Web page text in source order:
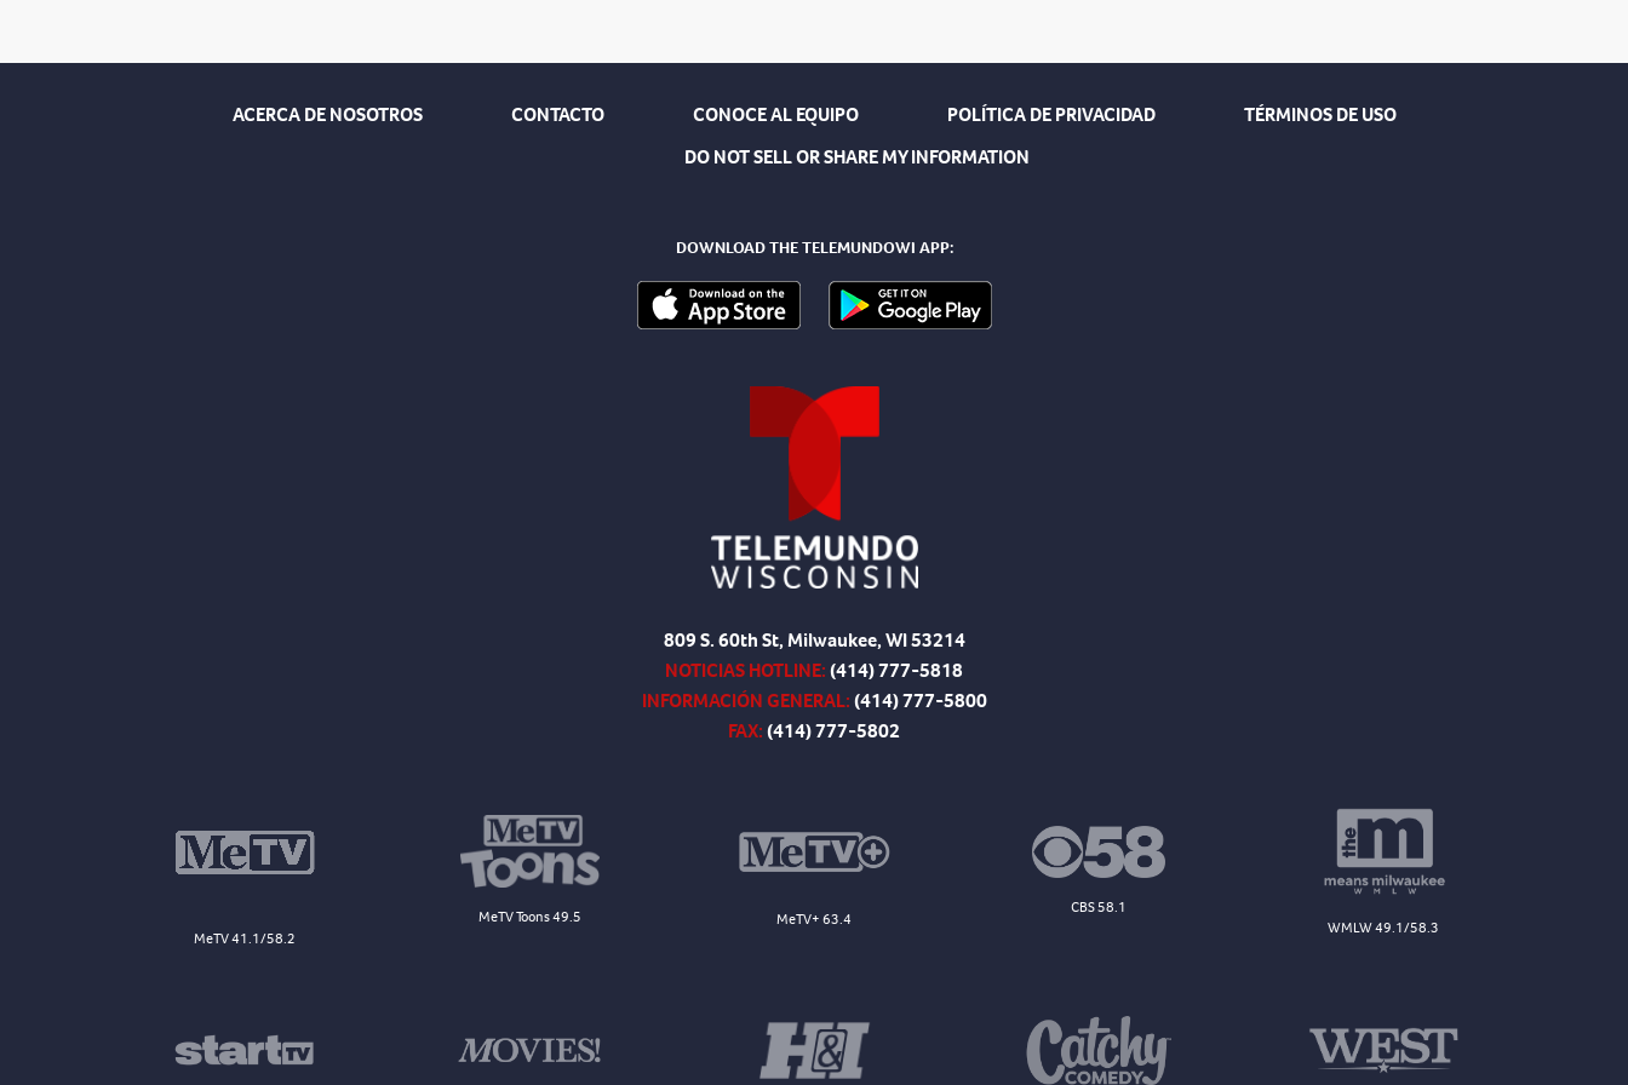
ACERCA DE NOSOTROS CONTACTO CONOCE AL EQUIPO POLÍTICA DE PRIVACIDAD
TÉRMINOS DE USO
DO NOT SELL OR SHARE MY INFORMATION
DOWNLOAD THE TELEMUNDOWI APP:
809 S. 60th St, Milwaukee, WI 53214
NOTICIAS HOTLINE:(414) 777-5818
INFORMACIÓN GENERAL:(414) 777-5800
FAX:(414) 777-5802
MeTV 41.1/58.2
MeTV Toons 49.5 MeTV+ 63.4
CBS 58.1
WMLW 49.1/58.3